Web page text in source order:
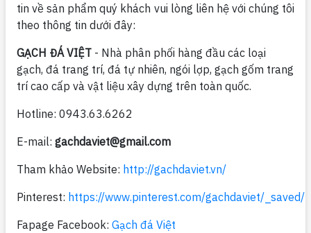
tin về sản phẩm quý khách vui lòng liên hệ với chúng tôi
theo thông tin dưới đây:
GẠCH ĐÁ VIỆT - Nhà phân phối hàng đầu các loại
gạch, đá trang trí, đá tự nhiên, ngói lợp, gạch gốm trang
trí cao cấp và vật liệu xây dựng trên toàn quốc.
Hotline: 0943.63.6262
E-mail: gachdaviet@gmail.com
Tham khảo Website: http://gachdaviet.vn/
Pinterest: https://www.pinterest.com/gachdaviet/_saved/
Fapage Facebook: Gạch đá Việt